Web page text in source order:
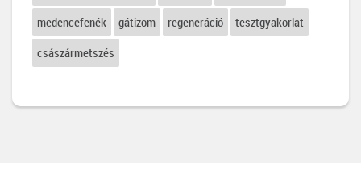
medencefenék
gátizom regeneráció
tesztgyakorlat
császármetszés